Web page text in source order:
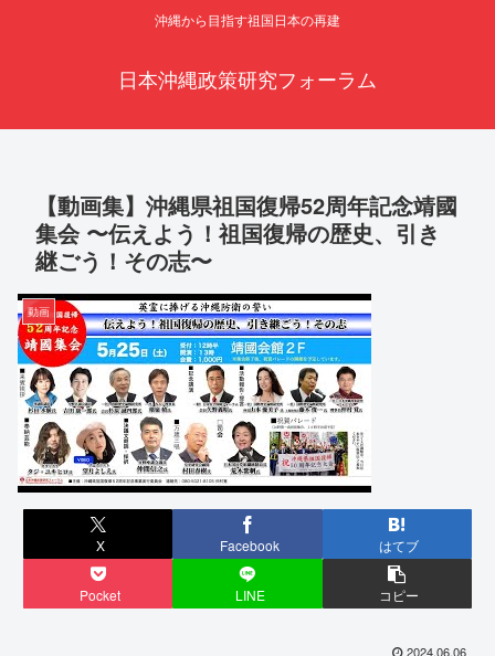
沖縄から目指す祖国日本の再建
日本沖縄政策研究フォーラム
【動画集】沖縄県祖国復帰52周年記念靖國
集会 〜伝えよう！祖国復帰の歴史、引き
継ごう！その志〜
動画
X Facebook はてブ
Pocket LINE コピー
2024.06.06